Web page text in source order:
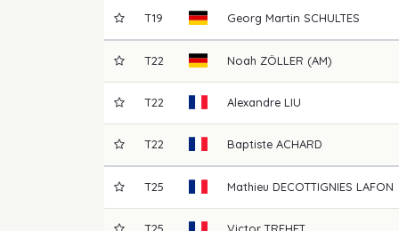
T19 Georg Martin SCHULTES
T22 Noah ZÖLLER (AM)
T22 Alexandre LIU
T22 Baptiste ACHARD
T25 Mathieu DECOTTIGNIES LAFON